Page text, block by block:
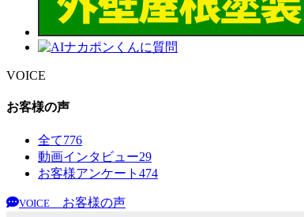
VOICE
お客様の声
全て776
動画インタビュー29
お客様アンケート 474
VOICE お客様の声